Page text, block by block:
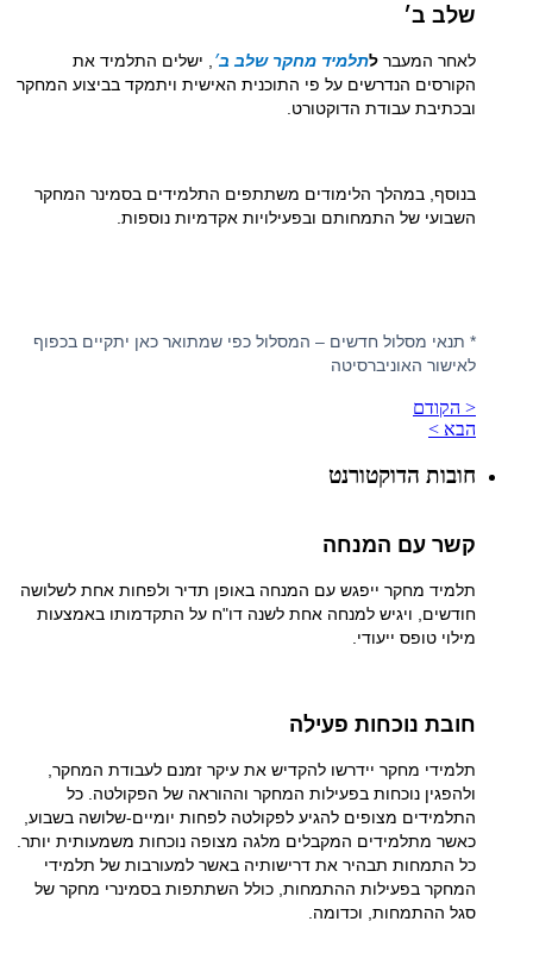
שלב ב׳
לאחר המעבר לתלמיד מחקר שלב ב׳, ישלים התלמיד את
הקורסים הנדרשים על פי התוכנית האישית ויתמקד בביצוע המחקר
ובכתיבת עבודת הדוקטורט.
בנוסף, במהלך הלימודים משתתפים התלמידים בסמינר המחקר
השבועי של התמחותם ובפעילויות אקדמיות נוספות.
* תנאי מסלול חדשים – המסלול כפי שמתואר כאן יתקיים בכפוף
לאישור האוניברסיטה
< הקודם
הבא >
חובות הדוקטורנט
קשר עם המנחה
תלמיד מחקר ייפגש עם המנחה באופן תדיר ולפחות אחת לשלושה
חודשים, ויגיש למנחה אחת לשנה דו"ח על התקדמותו באמצעות
מילוי טופס ייעודי.
חובת נוכחות פעילה
תלמידי מחקר יידרשו להקדיש את עיקר זמנם לעבודת המחקר,
ולהפגין נוכחות בפעילות המחקר וההוראה של הפקולטה. כל
התלמידים מצופים להגיע לפקולטה לפחות יומיים-שלושה בשבוע,
כאשר מתלמידים המקבלים מלגה מצופה נוכחות משמעותית יותר.
כל התמחות תבהיר את דרישותיה באשר למעורבות של תלמידי
המחקר בפעילות ההתמחות, כולל השתתפות בסמינרי מחקר של
סגל ההתמחות, וכדומה.